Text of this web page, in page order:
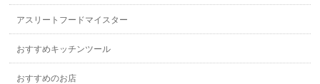
アスリートフードマイスター
おすすめキッチンツール
おすすめのお店